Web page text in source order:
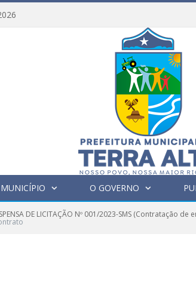
O GOVERNO
DE LICITAÇÃO Nº 001/2023-SMS